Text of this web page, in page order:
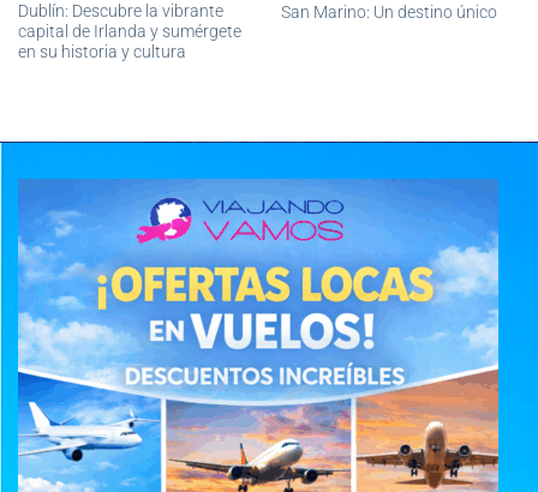
Dublín: Descubre la vibrante
capital de Irlanda y sumérgete
en su historia y cultura
San Marino: Un destino único